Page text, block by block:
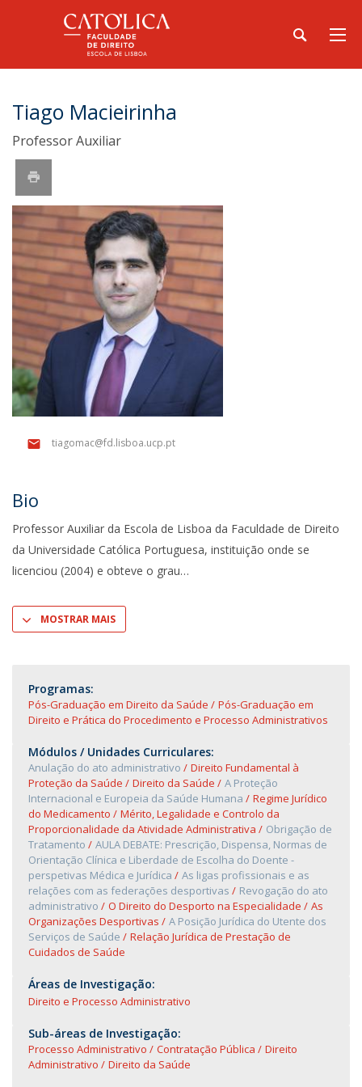
Tiago Macieirinha
Professor Auxiliar
tiagomac@fd.lisboa.ucp.pt
Bio
Professor Auxiliar da Escola de Lisboa da Faculdade de Direito
da Universidade Católica Portuguesa, instituição onde se
licenciou (2004) e obteve o grau
MOSTRAR MAIS
Programas:
Pós-Graduação em Direito da Saúde
Pós-Graduação em
Direito e Prática do Procedimento e Processo Administrativos
Módulos / Unidades Curriculares:
Anulação do ato administrativo
Direito Fundamental à
Proteção da Saúde
Direito da Saúde
A Proteção
Internacional e Europeia da Saúde Humana
Regime Jurídico
do Medicamento
Mérito, Legalidade e Controlo da
Proporcionalidade da Atividade Administrativa
Obrigação de
Tratamento
AULA DEBATE: Prescrição, Dispensa, Normas de
Orientação Clínica e Liberdade de Escolha do Doente -
perspetivas Médica e Jurídica
As ligas profissionais e as
relações com as federações desportivas
Revogação do ato
administrativo
O Direito do Desporto na Especialidade
As
Organizações Desportivas
A Posição Jurídica do Utente dos
Serviços de Saúde
Relação Jurídica de Prestação de
Cuidados de Saúde
Áreas de Investigação:
Direito e Processo Administrativo
Sub-áreas de Investigação:
Processo Administrativo Contratação Pública
Direito
Administrativo
Direito da Saúde